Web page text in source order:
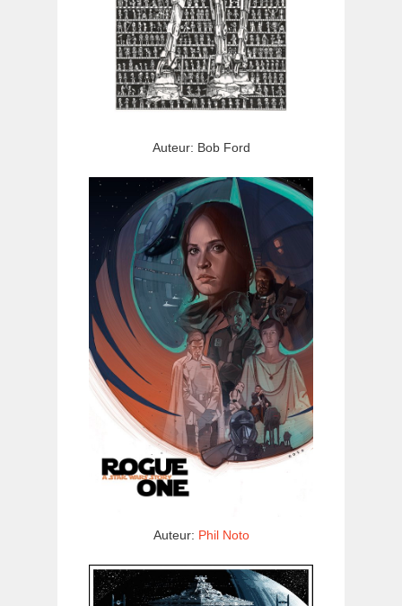
Auteur: Bob Ford
Auteur: Phil Noto